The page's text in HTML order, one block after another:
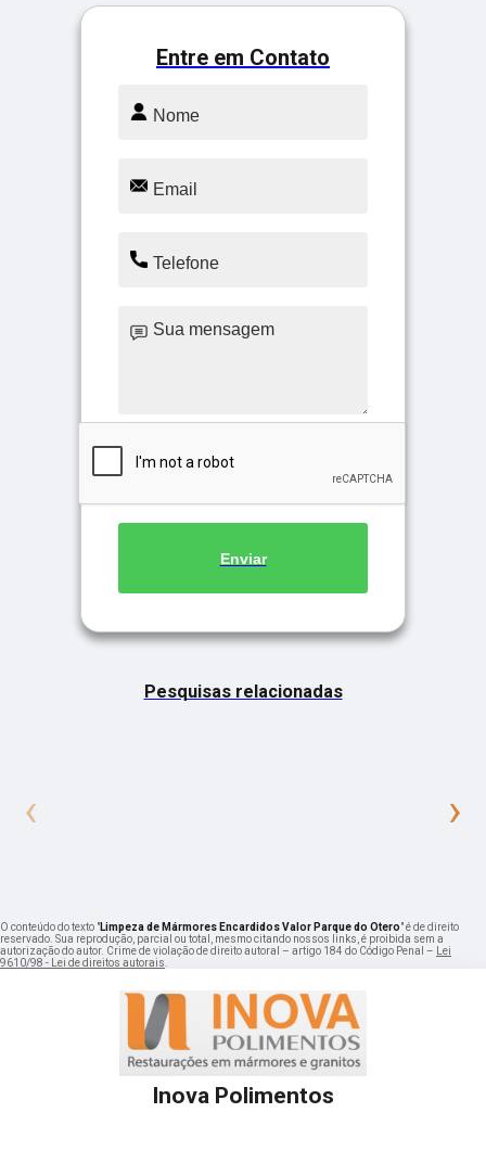
Entre em Contato
Enviar
Pesquisas relacionadas
‹ ›
O conteúdo do texto "Limpeza de Mármores Encardidos Valor Parque do Otero" é de direito
reservado. Sua reprodução, parcial ou total, mesmo citando nossos links, é proibida sem a
autorização do autor. Crime de violação de direito autoral – artigo 184 do Código Penal –
Lei
9610/98 - Lei de direitos autorais
Inova Polimentos